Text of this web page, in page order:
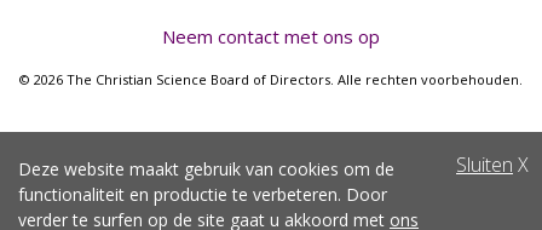
Neem contact met ons op
© 2026 The Christian Science Board of Directors. Alle rechten voorbehouden.
Sluiten X
Deze website maakt gebruik van cookies om de
functionaliteit en productie te verbeteren. Door
verder te surfen op de site gaat u akkoord met ons